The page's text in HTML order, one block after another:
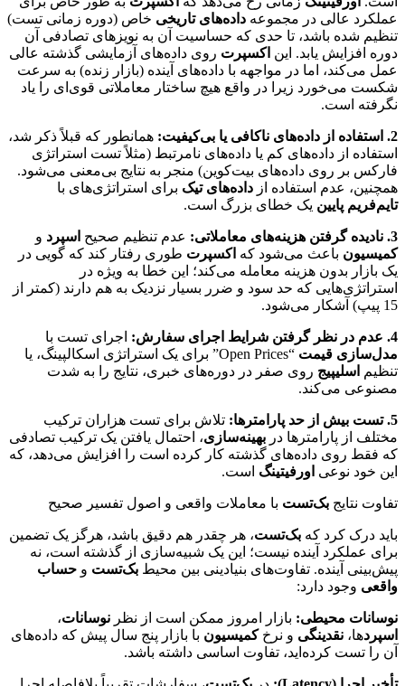
عملکرد عالی در مجموعه داده‌های تاریخی خاص (دوره زمانی تست)
تنظیم شده باشد، تا حدی که حساسیت آن به نویزهای تصادفی آن
دوره افزایش یابد. این اکسپرت روی داده‌های آزمایشی گذشته عالی
عمل می‌کند، اما در مواجهه با داده‌های آینده (بازار زنده) به سرعت
شکست می‌خورد زیرا در واقع هیچ ساختار معاملاتی قوی‌ای را یاد
نگرفته است.
2. استفاده از داده‌های ناکافی یا بی‌کیفیت:
همانطور که قبلاً ذکر شد،
استفاده از داده‌های کم یا داده‌های نامرتبط (مثلاً تست استراتژی
فارکس بر روی داده‌های بیت‌کوین) منجر به نتایج بی‌معنی می‌شود.
همچنین، عدم استفاده از داده‌های تیک برای استراتژی‌های با
تایم‌فریم پایین یک خطای بزرگ است.
3. نادیده گرفتن هزینه‌های معاملاتی: عدم تنظیم صحیح اسپرد و
کمیسیون باعث می‌شود که اکسپرت طوری رفتار کند که گویی در
یک بازار بدون هزینه معامله می‌کند؛ این خطا به ویژه در
استراتژی‌هایی که حد سود و ضرر بسیار نزدیک به هم دارند (کمتر از
15 پیپ) آشکار می‌شود.
4. عدم در نظر گرفتن شرایط اجرای سفارش:
اجرای تست با
مدل‌سازی قیمت
“Open Prices” برای یک استراتژی اسکالپینگ، یا
تنظیم اسلیپیج روی صفر در دوره‌های خبری، نتایج را به شدت
مصنوعی می‌کند.
5. تست بیش از حد پارامترها:
تلاش برای تست هزاران ترکیب
مختلف از پارامترها در بهینه‌سازی، احتمال یافتن یک ترکیب تصادفی
که فقط روی داده‌های گذشته کار کرده است را افزایش می‌دهد، که
این خود نوعی اورفیتینگ است.
تفاوت نتایج بک‌تست با معاملات واقعی و اصول تفسیر صحیح
باید درک کرد که بک‌تست، هر چقدر هم دقیق باشد، هرگز یک تضمین
برای عملکرد آینده نیست؛ این یک شبیه‌سازی از گذشته است، نه
پیش‌بینی آینده. تفاوت‌های بنیادینی بین محیط بک‌تست و حساب
واقعی وجود دارد:
نوسانات محیطی: بازار امروز ممکن است از نظر نوسانات،
اسپردها، نقدینگی و نرخکمیسیون با بازار پنج سال پیش که داده‌های
آن را تست کرده‌اید، تفاوت اساسی داشته باشد.